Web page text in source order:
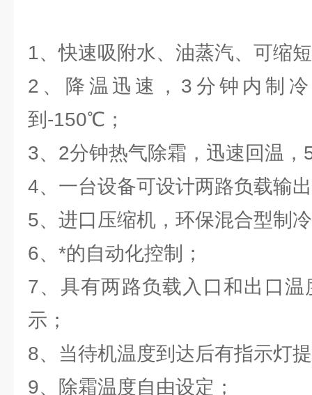
1、快速吸附水、油蒸汽、可缩
2、降温迅速，3分钟内制
到-150℃；
3、2分钟热气除霜，迅速回温，
4、一台设备可设计两路负载输
5、进口压缩机，环保混合型制
6、*的自动化控制；
7、具有两路负载入口和出口
示；
8、当待机温度到达后有指示灯
9、除霜温度自由设定；